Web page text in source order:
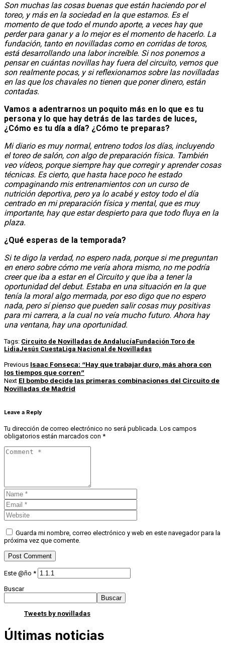
Son muchas las cosas buenas que están haciendo por el
toreo, y más en la sociedad en la que estamos. Es el
momento de que todo el mundo aporte, a veces hay que
perder para ganar y a lo mejor es el momento de hacerlo. La
fundación, tanto en novilladas como en corridas de toros,
está desarrollando una labor increíble. Si nos ponemos a
pensar en cuántas novillas hay fuera del circuito, vemos que
son realmente pocas, y si reflexionamos sobre las novilladas
en las que los chavales no tienen que poner dinero, están
contadas.
Vamos a adentrarnos un poquito más en lo que es tu
persona y lo que hay detrás de las tardes de luces,
¿Cómo es tu día a día? ¿Cómo te preparas?
Mi diario es muy normal, entreno todos los días, incluyendo
el toreo de salón, con algo de preparación física. También
veo vídeos, porque siempre hay que corregir y aprender cosas
técnicas. Es cierto, que hasta hace poco he estado
compaginando mis entrenamientos con un curso de
nutrición deportiva, pero ya lo acabé y estoy todo el día
centrado en mi preparación física y mental, que es muy
importante, hay que estar despierto para que todo fluya en la
plaza.
¿Qué esperas de la temporada?
Si te digo la verdad, no espero nada, porque si me preguntan
en enero sobre cómo me vería ahora mismo, no me podría
creer que iba a estar en el Circuito y que iba a tener la
oportunidad del debut. Estaba en una situación en la que
tenía la moral algo mermada, por eso digo que no espero
nada, pero sí pienso que pueden salir cosas muy positivas
para mi carrera, a la cual no veía mucho futuro. Ahora hay
una ventana, hay una oportunidad.
Tags: Circuito de Novilladas de AndalucíaFundación Toro de
LidiaJesús CuestaLiga Nacional de Novilladas
Previous Isaac Fonseca: “Hay que trabajar duro, más ahora con
los tiempos que corren”
Next El bombo decide las primeras combinaciones del Circuito de
Novilladas de Madrid
Leave a Reply
Tu dirección de correo electrónico no será publicada. Los campos
obligatorios están marcados con *
Guarda mi nombre, correo electrónico y web en este navegador para la
próxima vez que comente.
Este @ño *
Buscar
Buscar
Tweets by novilladas
Últimas noticias